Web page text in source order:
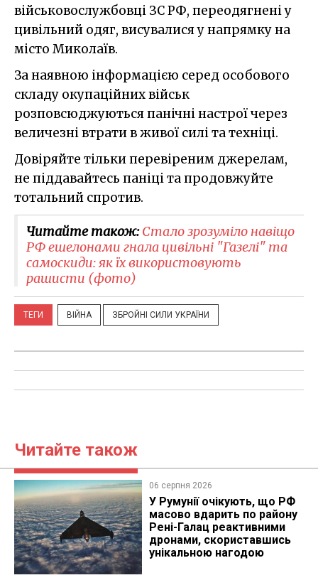
військовослужбовці ЗС РФ, переодягнені у
цивільний одяг, висувалися у напрямку на
місто Миколаїв.
За наявною інформацією серед особового
складу окупаційних військ
розповсюджуються панічні настрої через
величезні втрати в живої силі та техніці.
Довіряйте тільки перевіреним джерелам,
не піддавайтесь паніці та продовжуйте
тотальний спротив.
Читайте також:Стало зрозуміло навіщо
РФ ешелонами гнала цивільні "Газелі" та
самоскиди: як їх використовують
рашисти (фото)
ТЕГИ ВІЙНА ЗБРОЙНІ СИЛИ УКРАЇНИ
Читайте також
06 серпня 2026
У Румунії очікують, що РФ
масово вдарить по району
Рені-Галац реактивними
дронами, скориставшись
унікальною нагодою